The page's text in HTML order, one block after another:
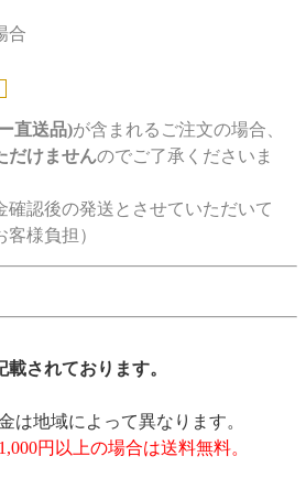
合
直送品)が含まれるご注文の場合、
だけませんのでご了承くださいま
確認後の発送とさせていただいて
様負担）
されております。
地域によって異なります。
円以上の場合は送料無料。